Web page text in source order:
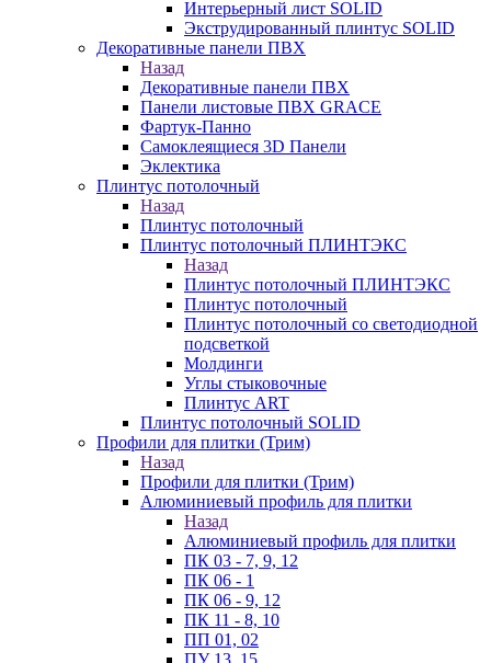
Интерьерный лист SOLID
Экструдированный плинтус SOLID
Декоративные панели ПВХ
Назад
Декоративные панели ПВХ
Панели листовые ПВХ GRACE
Фартук-Панно
Самоклеящиеся 3D Панели
Эклектика
Плинтус потолочный
Назад
Плинтус потолочный
Плинтус потолочный ПЛИНТЭКС
Назад
Плинтус потолочный ПЛИНТЭКС
Плинтус потолочный
Плинтус потолочный со светодиодной
подсветкой
Молдинги
Углы стыковочные
Плинтус ART
Плинтус потолочный SOLID
Профили для плитки (Трим)
Назад
Профили для плитки (Трим)
Алюминиевый профиль для плитки
Назад
Алюминиевый профиль для плитки
ПК 03 - 7, 9, 12
ПК 06 - 1
ПК 06 - 9, 12
ПК 11 - 8, 10
ПП 01, 02
ПУ 13, 15